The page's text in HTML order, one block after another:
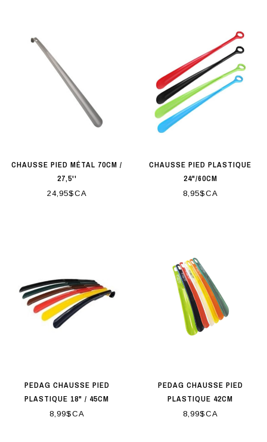
CHAUSSE PIED MÉTAL 70CM /
27,5''
24,95$CA
CHAUSSE PIED PLASTIQUE
24"/60CM
8,95$CA
PEDAG CHAUSSE PIED
PLASTIQUE 18" / 45CM
8,99$CA
PEDAG CHAUSSE PIED
PLASTIQUE 42CM
8,99$CA